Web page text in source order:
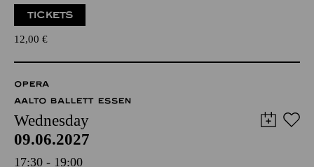
TICKETS
12,00 €
OPERA
AALTO BALLETT ESSEN
Wednesday
09.06.2027
17:30 - 19:00